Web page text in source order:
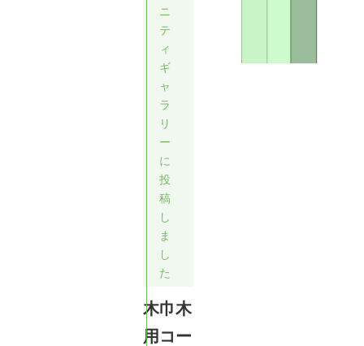
ニ
テ
ィ
ギ
ャ
ラ
リ
ー
に
投
稿
し
ま
し
た
木巾木
用コー